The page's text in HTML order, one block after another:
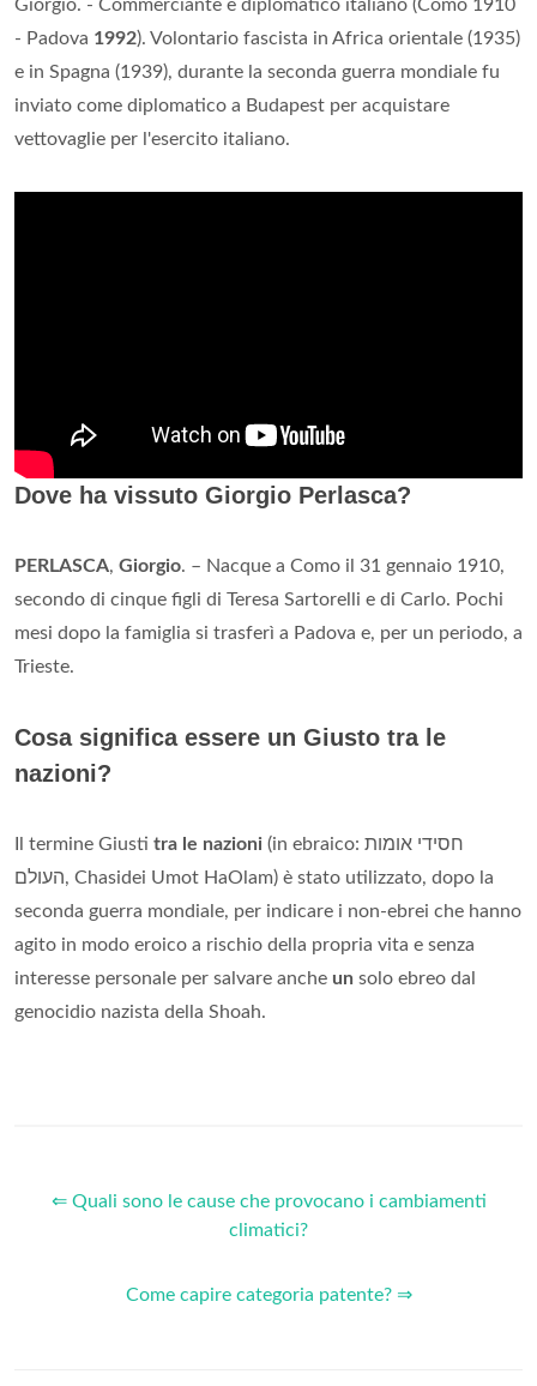
Giorgio. - Commerciante e diplomatico italiano (Como 1910
- Padova 1992). Volontario fascista in Africa orientale (1935)
e in Spagna (1939), durante la seconda guerra mondiale fu
inviato come diplomatico a Budapest per acquistare
vettovaglie per l'esercito italiano.
Dove ha vissuto Giorgio Perlasca?
PERLASCA, Giorgio. – Nacque a Como il 31 gennaio 1910,
secondo di cinque figli di Teresa Sartorelli e di Carlo. Pochi
mesi dopo la famiglia si trasferì a Padova e, per un periodo, a
Trieste.
Cosa significa essere un Giusto tra le
nazioni?
Il termine Giusti tra le nazioni (in ebraico: חסידי אומות
העולם‎, Chasidei Umot HaOlam) è stato utilizzato, dopo la
seconda guerra mondiale, per indicare i non-ebrei che hanno
agito in modo eroico a rischio della propria vita e senza
interesse personale per salvare anche un solo ebreo dal
genocidio nazista della Shoah.
⇐ Quali sono le cause che provocano i cambiamenti
climatici?
Come capire categoria patente? ⇒